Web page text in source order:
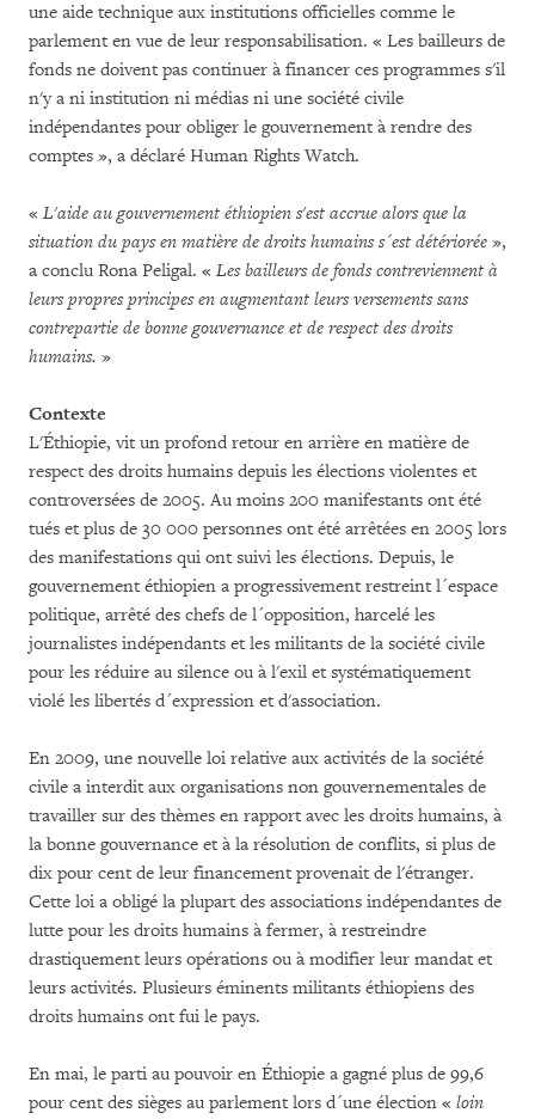
une aide technique aux institutions officielles comme le
parlement en vue de leur responsabilisation. « Les bailleurs de
fonds ne doivent pas continuer à financer ces programmes s'il
n'y a ni institution ni médias ni une société civile
indépendantes pour obliger le gouvernement à rendre des
comptes », a déclaré Human Rights Watch.
« L'aide au gouvernement éthiopien s'est accrue alors que la
situation du pays en matière de droits humains s´est détériorée »,
a conclu Rona Peligal. « Les bailleurs de fonds contreviennent à
leurs propres principes en augmentant leurs versements sans
contrepartie de bonne gouvernance et de respect des droits
humains. »
Contexte
L'Éthiopie, vit un profond retour en arrière en matière de
respect des droits humains depuis les élections violentes et
controversées de 2005. Au moins 200 manifestants ont été
tués et plus de 30 000 personnes ont été arrêtées en 2005 lors
des manifestations qui ont suivi les élections. Depuis, le
gouvernement éthiopien a progressivement restreint l´espace
politique, arrêté des chefs de l´opposition, harcelé les
journalistes indépendants et les militants de la société civile
pour les réduire au silence ou à l'exil et systématiquement
violé les libertés d´expression et d'association.
En 2009, une nouvelle loi relative aux activités de la société
civile a interdit aux organisations non gouvernementales de
travailler sur des thèmes en rapport avec les droits humains, à
la bonne gouvernance et à la résolution de conflits, si plus de
dix pour cent de leur financement provenait de l'étranger.
Cette loi a obligé la plupart des associations indépendantes de
lutte pour les droits humains à fermer, à restreindre
drastiquement leurs opérations ou à modifier leur mandat et
leurs activités. Plusieurs éminents militants éthiopiens des
droits humains ont fui le pays.
En mai, le parti au pouvoir en Éthiopie a gagné plus de 99,6
pour cent des sièges au parlement lors d´une élection « loin